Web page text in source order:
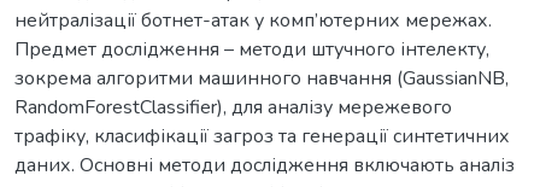
нейтралізації ботнет-атак у комп’ютерних мережах.
Предмет дослідження – методи штучного інтелекту,
зокрема алгоритми машинного навчання (GaussianNB,
RandomForestClassifier), для аналізу мережевого
трафіку, класифікації загроз та генерації синтетичних
даних. Основні методи дослідження включають аналіз